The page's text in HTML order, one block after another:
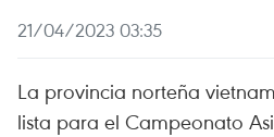
21/04/2023 03:35
La provincia norteña
lista para el Campeonato